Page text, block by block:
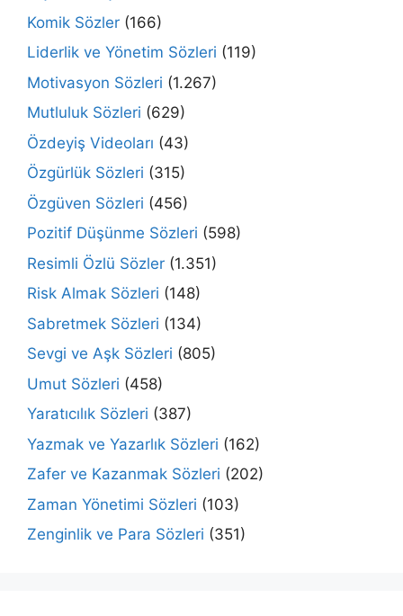
Komik Sözler (166)
Liderlik ve Yönetim Sözleri (119)
Motivasyon Sözleri (1.267)
Mutluluk Sözleri (629)
Özdeyiş Videoları (43)
Özgürlük Sözleri (315)
Özgüven Sözleri (456)
Pozitif Düşünme Sözleri (598)
Resimli Özlü Sözler (1.351)
Risk Almak Sözleri (148)
Sabretmek Sözleri (134)
Sevgi ve Aşk Sözleri (805)
Umut Sözleri (458)
Yaratıcılık Sözleri (387)
Yazmak ve Yazarlık Sözleri (162)
Zafer ve Kazanmak Sözleri (202)
Zaman Yönetimi Sözleri (103)
Zenginlik ve Para Sözleri (351)